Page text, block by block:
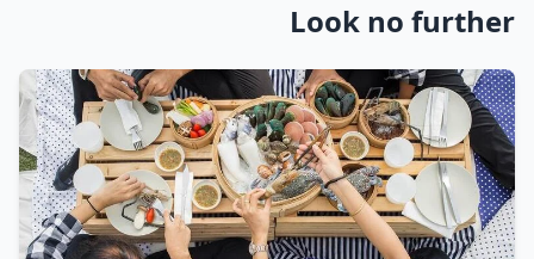
Look no further